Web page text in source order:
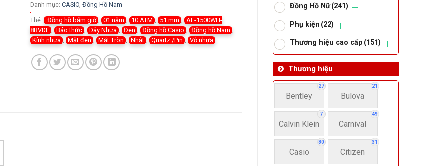
Đồng Hồ Nữ (241)
Phụ kiện (22)
Thương hiệu cao cấp (151)
Thương hiệu
27
Bentley
21
Bulova
7
Calvin Klein
49
Carnival
80
Casio
31
Citizen
Danh mục:CASIO ,Đồng Hồ Nam
Thẻ: Đồng hồ bấm giờ , 01 năm , 10 ATM , 51 mm , AE-1500WH-
8BVDF
, Báo thức , Dây Nhựa , Đen , Đồng hồ Casio , Đồng hồ Nam
Kính nhựa
, Mặt đen , Mặt Tròn , Nhật , Quartz /Pin , Vỏ nhựa